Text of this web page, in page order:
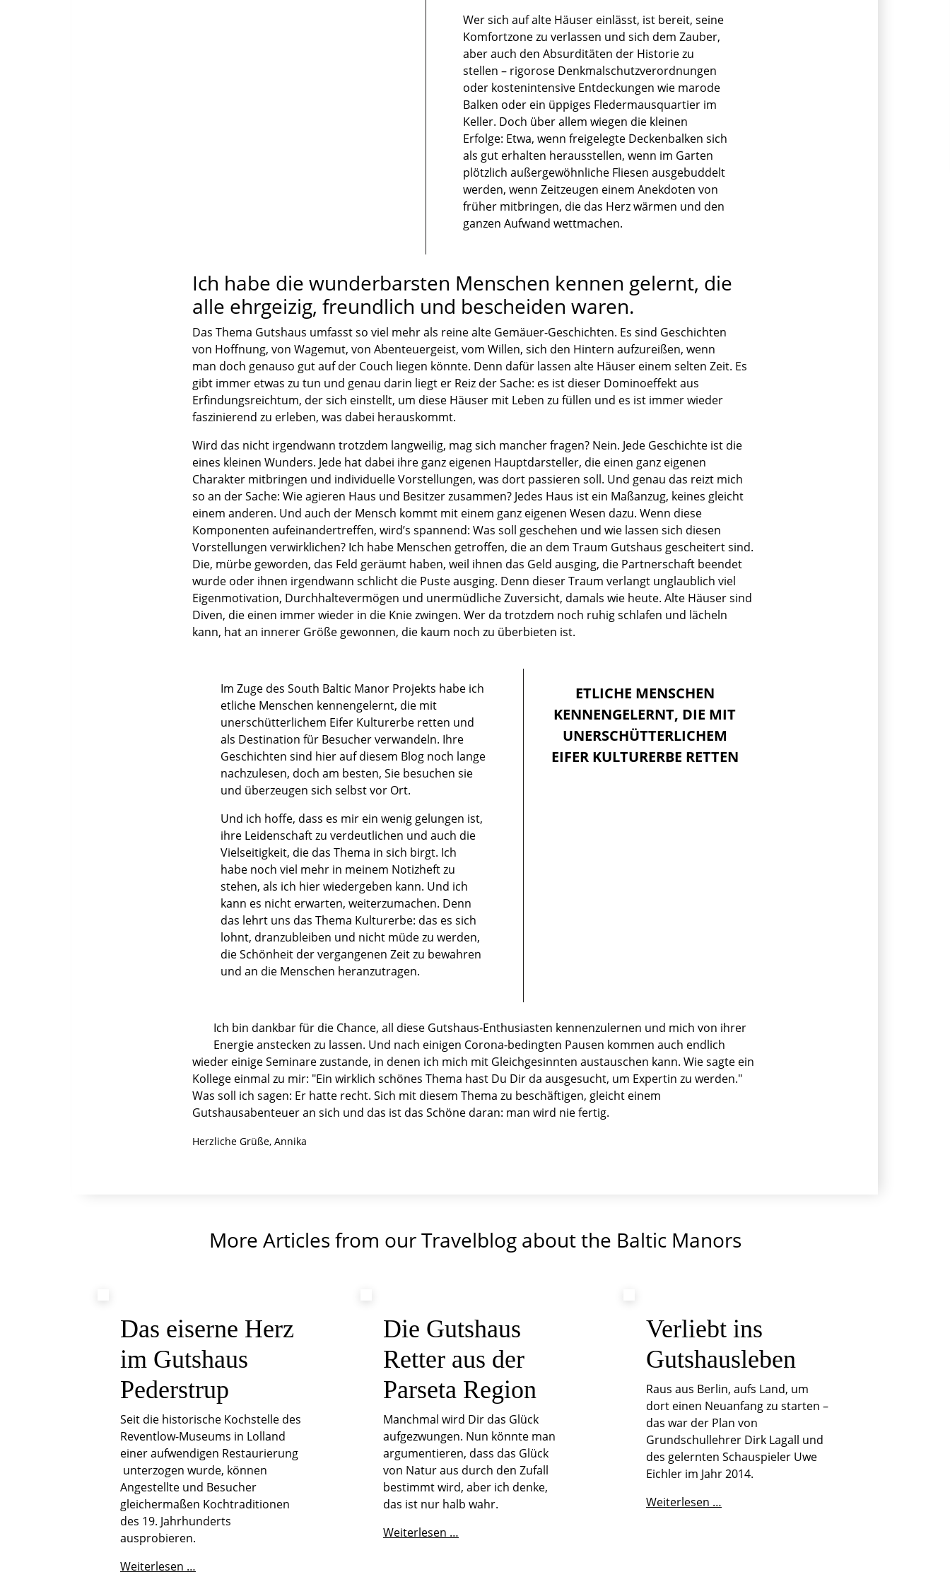
Wer sich auf alte Häuser einlässt, ist bereit, seine
Komfortzone zu verlassen und sich dem Zauber,
aber auch den Absurditäten der Historie zu
stellen – rigorose Denkmalschutzverordnungen
oder kostenintensive Entdeckungen wie marode
Balken oder ein üppiges Fledermausquartier im
Keller. Doch über allem wiegen die kleinen
Erfolge: Etwa, wenn freigelegte Deckenbalken sich
als gut erhalten herausstellen, wenn im Garten
plötzlich außergewöhnliche Fliesen ausgebuddelt
werden, wenn Zeitzeugen einem Anekdoten von
früher mitbringen, die das Herz wärmen und den
ganzen Aufwand wettmachen.
Ich habe die wunderbarsten Menschen kennen gelernt, die
alle ehrgeizig, freundlich und bescheiden waren.
Das Thema Gutshaus umfasst so viel mehr als reine alte Gemäuer-Geschichten. Es sind Geschichten
von Hoffnung, von Wagemut, von Abenteuergeist, vom Willen, sich den Hintern aufzureißen, wenn
man doch genauso gut auf der Couch liegen könnte. Denn dafür lassen alte Häuser einem selten Zeit. Es
gibt immer etwas zu tun und genau darin liegt er Reiz der Sache: es ist dieser Dominoeffekt aus
Erfindungsreichtum, der sich einstellt, um diese Häuser mit Leben zu füllen und es ist immer wieder
faszinierend zu erleben, was dabei herauskommt.
Wird das nicht irgendwann trotzdem langweilig, mag sich mancher fragen? Nein. Jede Geschichte ist die
eines kleinen Wunders. Jede hat dabei ihre ganz eigenen Hauptdarsteller, die einen ganz eigenen
Charakter mitbringen und individuelle Vorstellungen, was dort passieren soll. Und genau das reizt mich
so an der Sache: Wie agieren Haus und Besitzer zusammen? Jedes Haus ist ein Maßanzug, keines gleicht
einem anderen. Und auch der Mensch kommt mit einem ganz eigenen Wesen dazu. Wenn diese
Komponenten aufeinandertreffen, wird’s spannend: Was soll geschehen und wie lassen sich diesen
Vorstellungen verwirklichen? Ich habe Menschen getroffen, die an dem Traum Gutshaus gescheitert sind.
Die, mürbe geworden, das Feld geräumt haben, weil ihnen das Geld ausging, die Partnerschaft beendet
wurde oder ihnen irgendwann schlicht die Puste ausging. Denn dieser Traum verlangt unglaublich viel
Eigenmotivation, Durchhaltevermögen und unermüdliche Zuversicht, damals wie heute. Alte Häuser sind
Diven, die einen immer wieder in die Knie zwingen. Wer da trotzdem noch ruhig schlafen und lächeln
kann, hat an innerer Größe gewonnen, die kaum noch zu überbieten ist.
Im Zuge des South Baltic Manor Projekts habe ich
etliche Menschen kennengelernt, die mit
unerschütterlichem Eifer Kulturerbe retten und
als Destination für Besucher verwandeln. Ihre
Geschichten sind hier auf diesem Blog noch lange
nachzulesen, doch am besten, Sie besuchen sie
und überzeugen sich selbst vor Ort.
Und ich hoffe, dass es mir ein wenig gelungen ist,
ihre Leidenschaft zu verdeutlichen und auch die
Vielseitigkeit, die das Thema in sich birgt. Ich
habe noch viel mehr in meinem Notizheft zu
stehen, als ich hier wiedergeben kann. Und ich
kann es nicht erwarten, weiterzumachen. Denn
das lehrt uns das Thema Kulturerbe: das es sich
lohnt, dranzubleiben und nicht müde zu werden,
die Schönheit der vergangenen Zeit zu bewahren
und an die Menschen heranzutragen.
ETLICHE MENSCHEN
KENNENGELERNT, DIE MIT
UNERSCHÜTTERLICHEM
EIFER KULTURERBE RETTEN
Ich bin dankbar für die Chance, all diese Gutshaus-Enthusiasten kennenzulernen und mich von ihrer
Energie anstecken zu lassen. Und nach einigen Corona-bedingten Pausen kommen auch endlich
wieder einige Seminare zustande, in denen ich mich mit Gleichgesinnten austauschen kann. Wie sagte ein
Kollege einmal zu mir: "Ein wirklich schönes Thema hast Du Dir da ausgesucht, um Expertin zu werden."
Was soll ich sagen: Er hatte recht. Sich mit diesem Thema zu beschäftigen, gleicht einem
Gutshausabenteuer an sich und das ist das Schöne daran: man wird nie fertig.
Herzliche Grüße, Annika
More Articles from our Travelblog about the Baltic Manors
Das eiserne Herz
im Gutshaus
Pederstrup
Seit die historische Kochstelle des
Reventlow-Museums in Lolland
einer aufwendigen Restaurierung
unterzogen wurde, können
Angestellte und Besucher
gleichermaßen Kochtraditionen
des 19. Jahrhunderts
ausprobieren.
Weiterlesen …
Die Gutshaus
Retter aus der
Parseta Region
Manchmal wird Dir das Glück
aufgezwungen. Nun könnte man
argumentieren, dass das Glück
von Natur aus durch den Zufall
bestimmt wird, aber ich denke,
das ist nur halb wahr.
Weiterlesen …
Verliebt ins
Gutshausleben
Raus aus Berlin, aufs Land, um
dort einen Neuanfang zu starten –
das war der Plan von
Grundschullehrer Dirk Lagall und
des gelernten Schauspieler Uwe
Eichler im Jahr 2014.
Weiterlesen …